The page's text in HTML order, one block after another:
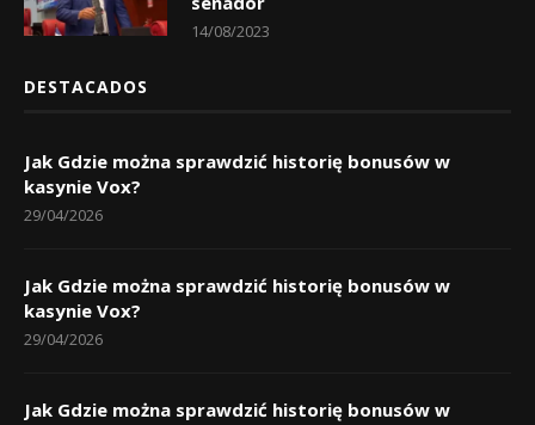
14/08/2023
DESTACADOS
Jak Gdzie można sprawdzić historię bonusów w
kasynie Vox?
29/04/2026
Jak Gdzie można sprawdzić historię bonusów w
kasynie Vox?
29/04/2026
Jak Gdzie można sprawdzić historię bonusów w